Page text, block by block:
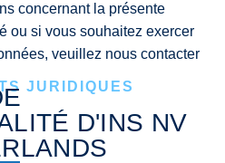
concernant la présente
ou si vous souhaitez exercer
veuillez nous contacter
JURIDIQUES
D'INS NV